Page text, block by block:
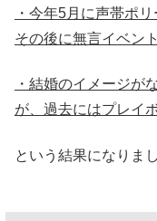
・今年5月に声帯ポ
その後に無言イベン
・結婚のイメージが
が、過去にはプレイ
という結果になりまし